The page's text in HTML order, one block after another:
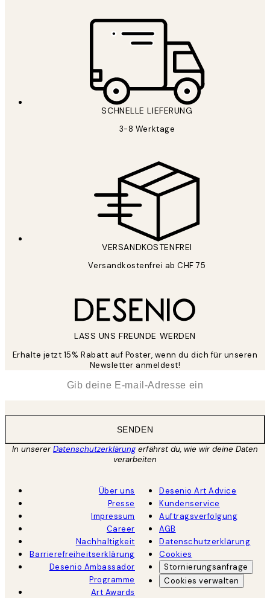
SCHNELLE LIEFERUNG
3-8 Werktage
VERSANDKOSTENFREI
Versandkostenfrei ab CHF 75
LASS UNS FREUNDE WERDEN
Erhalte jetzt 15% Rabatt auf Poster, wenn du dich für unseren
Newsletter anmeldest!
SENDEN
In unsererDatenschutzerklärungerfährst du, wie wir deine Daten
verarbeiten
Über uns
Presse
Impressum
Career
Nachhaltigkeit
Barrierefreiheitserklärung
Desenio Ambassador
Programme
Art Awards
Desenio Art Advice
Kundenservice
Auftragsverfolgung
AGB
Datenschutzerklärung
Cookies
Stornierungsanfrage
Cookies verwalten